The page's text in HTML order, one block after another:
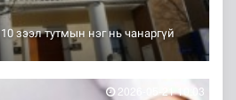
зээл тутмын нэг нь чанаргүй
2026-05-21 10:03